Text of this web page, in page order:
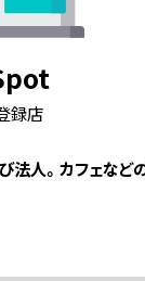
録店
法人。カフェなど